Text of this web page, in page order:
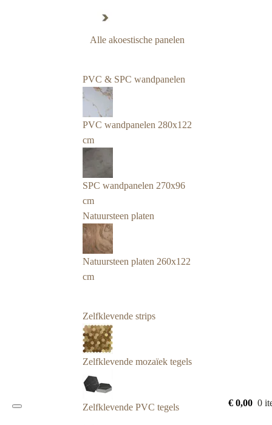
Alle akoestische panelen
PVC & SPC wandpanelen
PVC wandpanelen 280x122
cm
SPC wandpanelen 270x96
cm
Natuursteen platen
Natuursteen platen 260x122
cm
Zelfklevende strips
Zelfklevende mozaïek tegels
Zelfklevende PVC tegels € 0,00 0